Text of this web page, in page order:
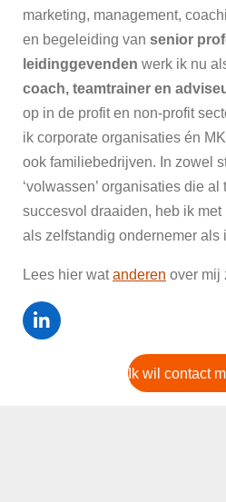
marketing, management,
en begeleiding van senior
leidinggevenden werk ik nu
coach, teamtrainer en
op in de profit en non-profit
ik corporate organisaties én
ook familiebedrijven. In zowel
‘volwassen’ organisaties die
succesvol draaiden, heb ik met
als zelfstandig ondernemer als
Lees hier watanderen over mij
L
Ik wil contact